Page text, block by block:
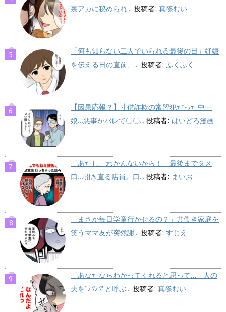
裏アカに秘められ... 投稿者: 真篠むい
「何も知らない二人でいられる最後の日」妊娠
を伝える日の直前、... 投稿者: ふくふく
【因果応報？】寸借詐欺の常習犯だった中一
娘…悪事がバレて〇〇... 投稿者: はいどろ漫画
「あたし、わかんないから！」最後までタメ
口…開き直る店員。口... 投稿者: まいお
「まさか毎日学童行かせるの？」共働き家庭を
笑うママ友が突然謝... 投稿者: すじえ
「あなたならわかってくれると思って…」人の
夫を“パパ”と呼ぶ... 投稿者: 真篠むい